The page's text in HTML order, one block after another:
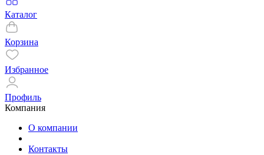
Каталог
Корзина
Избранное
Профиль
Компания
О компании
Контакты